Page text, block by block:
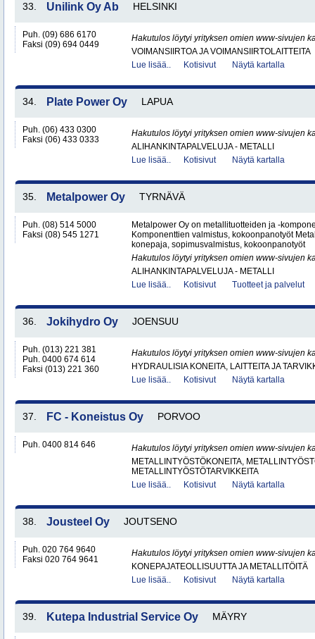
33. Unilink Oy Ab HELSINKI
Puh. (09) 686 6170
Faksi (09) 694 0449
Hakutulos löytyi yrityksen omien www-sivujen
VOIMANSIIRTOA JA VOIMANSIIRTOLAITTEITA
Lue lisää..
Kotisivut Näytä kartalla
34. Plate Power Oy LAPUA
Puh. (06) 433 0300
Faksi (06) 433 0333
Hakutulos löytyi yrityksen omien www-sivujen
ALIHANKINTAPALVELUJA - METALLI
Lue lisää..
Kotisivut Näytä kartalla
35. Metalpower Oy TYRNÄVÄ
Puh. (08) 514 5000
Faksi (08) 545 1271
Metalpower Oy on metallituotteiden ja -
Komponenttien valmistus, kokoonpanotyöt
konepaja, sopimusvalmistus, kokoonpanotyöt
Hakutulos löytyi yrityksen omien www-sivujen
ALIHANKINTAPALVELUJA - METALLI
Lue lisää..
Kotisivut Tuotteet ja palvelut
36. Jokihydro Oy JOENSUU
Puh. (013) 221 381
Puh. 0400 674 614
Faksi (013) 221 360
Hakutulos löytyi yrityksen omien www-sivujen
HYDRAULISIA KONEITA, LAITTEITA JA
Lue lisää..
Kotisivut Näytä kartalla
37. FC - Koneistus Oy PORVOO
Puh. 0400 814 646
Hakutulos löytyi yrityksen omien www-sivujen
METALLINTYÖSTÖKONEITA,
METALLINTYÖSTÖTARVIKKEITA
Lue lisää..
Kotisivut Näytä kartalla
38. Jousteel Oy JOUTSENO
Puh. 020 764 9640
Faksi 020 764 9641
Hakutulos löytyi yrityksen omien www-sivujen
KONEPAJATEOLLISUUTTA JA METALLITÖITÄ
Lue lisää..
Kotisivut Näytä kartalla
39. Kutepa Industrial Service Oy MÄYRY